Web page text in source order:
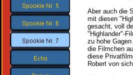
Aber auch die
mit diesen
gesacht, voll
"Highlander"-
zu hohe
die Filmchen
diese
Robert von